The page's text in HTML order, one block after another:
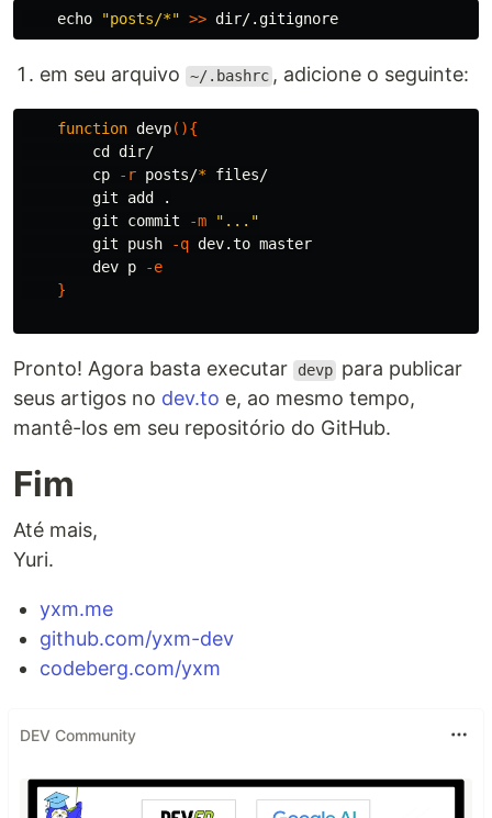
echo "posts/*" >> dir
em seu arquivo ~/.bashrc , adicione o seguinte:
function devp(){
cd dir/
cp
-r posts/* files/
        git add
.
        git commit
-m
"..."
        git push
-q dev.to master
        dev p
-e
}
Pronto! Agora basta executar devp para publicar
seus artigos no dev.to e, ao mesmo tempo,
mantê-los em seu repositório do GitHub.
Fim
Até mais,
Yuri.
yxm.me
github.com/yxm-dev
codeberg.com/yxm
DEV Community